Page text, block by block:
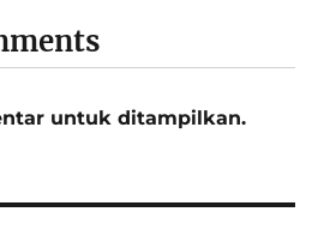
untuk ditampilkan.